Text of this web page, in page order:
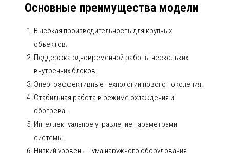
Основные преимущества модели
Высокая производительность для крупных
объектов.
Поддержка одновременной работы нескольких
внутренних блоков.
Энергоэффективные технологии нового поколения.
Стабильная работа в режиме охлаждения и
обогрева.
Интеллектуальное управление параметрами
системы.
Низкий уровень шума наружного оборудования.